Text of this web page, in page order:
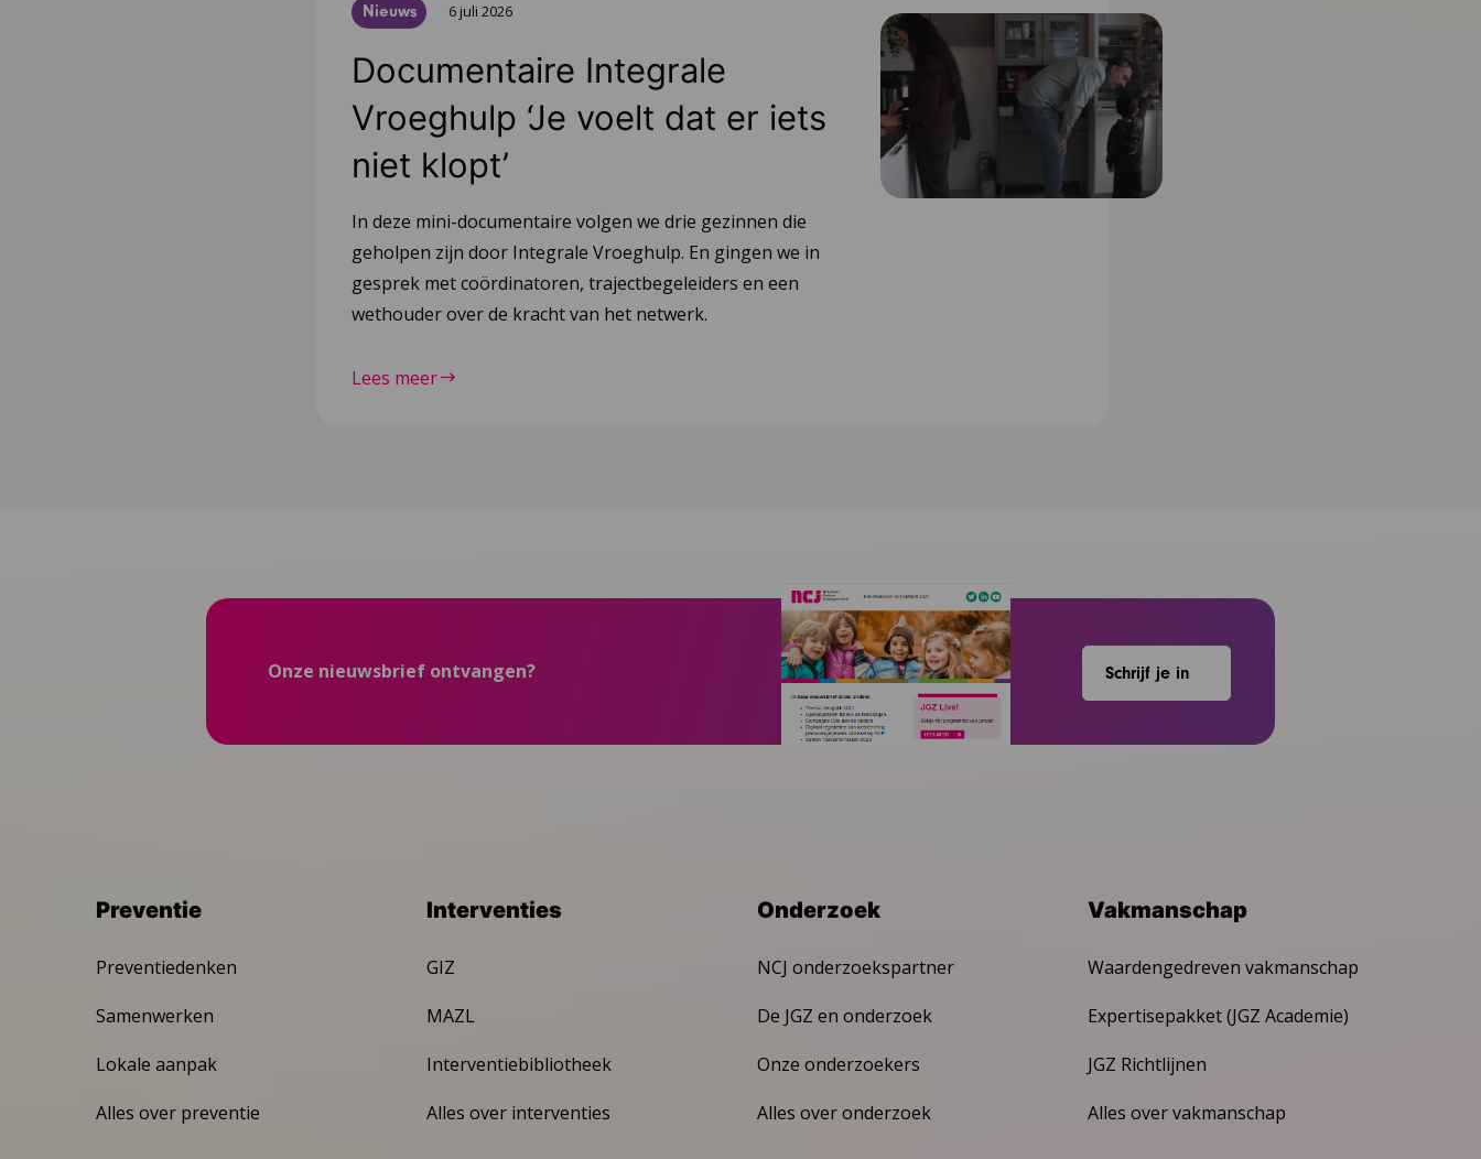
Nieuws 6 juli 2026
Documentaire Integrale
Vroeghulp ‘Je voelt dat er iets
niet klopt’
In deze mini-documentaire volgen we drie gezinnen die
geholpen zijn door Integrale Vroeghulp. En gingen we in
gesprek met coördinatoren, trajectbegeleiders en een
wethouder over de kracht van het netwerk.
Lees meer
Onze nieuwsbrief ontvangen? Schrijf je in
Preventie
Preventiedenken
Samenwerken
Lokale aanpak
Alles over preventie
Interventies
GIZ
MAZL
Interventiebibliotheek
Alles over interventies
Onderzoek
NCJ onderzoekspartner
De JGZ en onderzoek
Onze onderzoekers
Alles over onderzoek
Vakmanschap
Waardengedreven vakmanschap
Expertisepakket (JGZ Academie)
JGZ Richtlijnen
Alles over vakmanschap